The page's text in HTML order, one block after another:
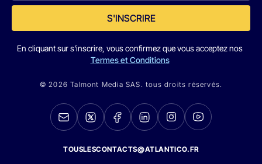
S'INSCRIRE
En cliquant sur s'inscrire, vous confirmez que vous acceptez nos
Termes et Conditions
© 2026 Talmont Media SAS. tous droits réservés.
TOUSLESCONTACTS@ATLANTICO.FR